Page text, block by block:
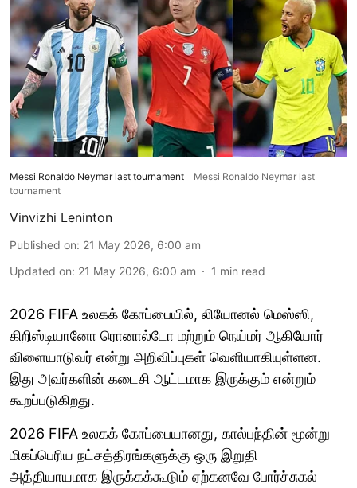
Messi Ronaldo Neymar last tournament
Messi Ronaldo Neymar last
tournament
Vinvizhi Leninton
Published on: 21 May 2026, 6:00 am
Updated on: 21 May 2026, 6:00 am 1 min read
2026 FIFA உலகக் கோப்பையில், லியோனல் மெஸ்ஸி,
கிறிஸ்டியானோ ரொனால்டோ மற்றும் நெய்மர் ஆகியோர்
விளையாடுவர் என்று அறிவிப்புகள் வெளியாகியுள்ளன.
இது அவர்களின் கடைசி ஆட்டமாக இருக்கும் என்றும்
கூறப்படுகிறது.
2026 FIFA உலகக் கோப்பையானது, கால்பந்தின் மூன்று
மிகப்பெரிய நட்சத்திரங்களுக்கு ஒரு இறுதி
அத்தியாயமாக இருக்கக்கூடும் ஏற்கனவே போர்ச்சுகல்